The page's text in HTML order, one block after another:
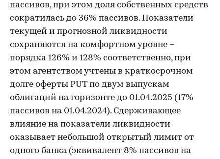
пассивов, при этом доля собственных средств
сократилась до 36% пассивов. Показатели
текущей и прогнозной ликвидности
сохраняются на комфортном уровне –
порядка 126% и 128% соответственно, при
этом агентством учтены в краткосрочном
долге оферты PUT по двум выпускам
облигаций на горизонте до 01.04.2025 (17%
пассивов на 01.04.2024). Сдерживающее
влияние на показатели ликвидности
оказывает небольшой открытый лимит от
одного банка (эквивалент 8% пассивов на